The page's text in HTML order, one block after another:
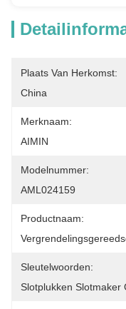
Plaats Van Herkomst:
China
Merknaam:
AIMIN
Modelnummer:
AML024159
Productnaam:
Sleutelwoorden:
Slotplukken Slotmaker